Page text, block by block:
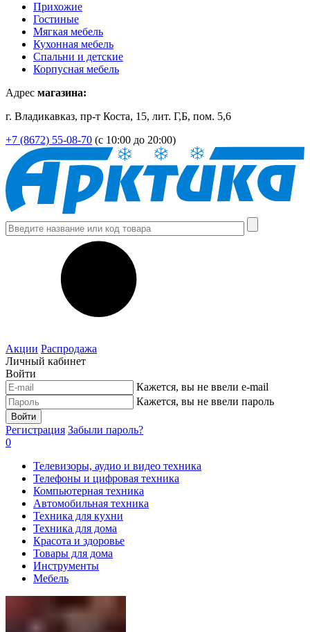
Прихожие
Гостиные
Мягкая мебель
Кухонная мебель
Спальни и детские
Корпусная мебель
Адрес магазина:
г. Владикавказ, пр-т Коста, 15, лит. Г,Б, пом. 5,6
+7 (8672) 55-08-70 (с 10:00 до 20:00)
Акции Распродажа
Личный кабинет
Войти
Кажется, вы не ввели e-mail
Кажется, вы не ввели пароль
Войти
Регистрация Забыли пароль?
0
Телевизоры, аудио и видео техника
Телефоны и цифровая техника
Компьютерная техника
Автомобильная техника
Техника для кухни
Техника для дома
Красота и здоровье
Товары для дома
Инструменты
Мебель